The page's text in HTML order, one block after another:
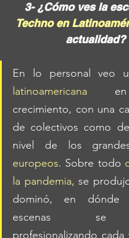
3- ¿Cómo ves la
Techno en
actualidad?
En lo personal veo
latinoamericana en
crecimiento, con una
de colectivos como
nivel de los
europeos. Sobre todo
la pandemia, se
dominó, en dónde
escenas se